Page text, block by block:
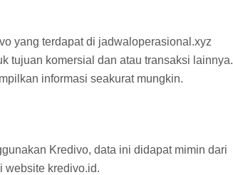
yang terdapat di jadwaloperasional.xyz
tujuan komersial dan atau transaksi lainnya.
informasi seakurat mungkin.
Kredivo, data ini didapat mimin dari
website kredivo.id.